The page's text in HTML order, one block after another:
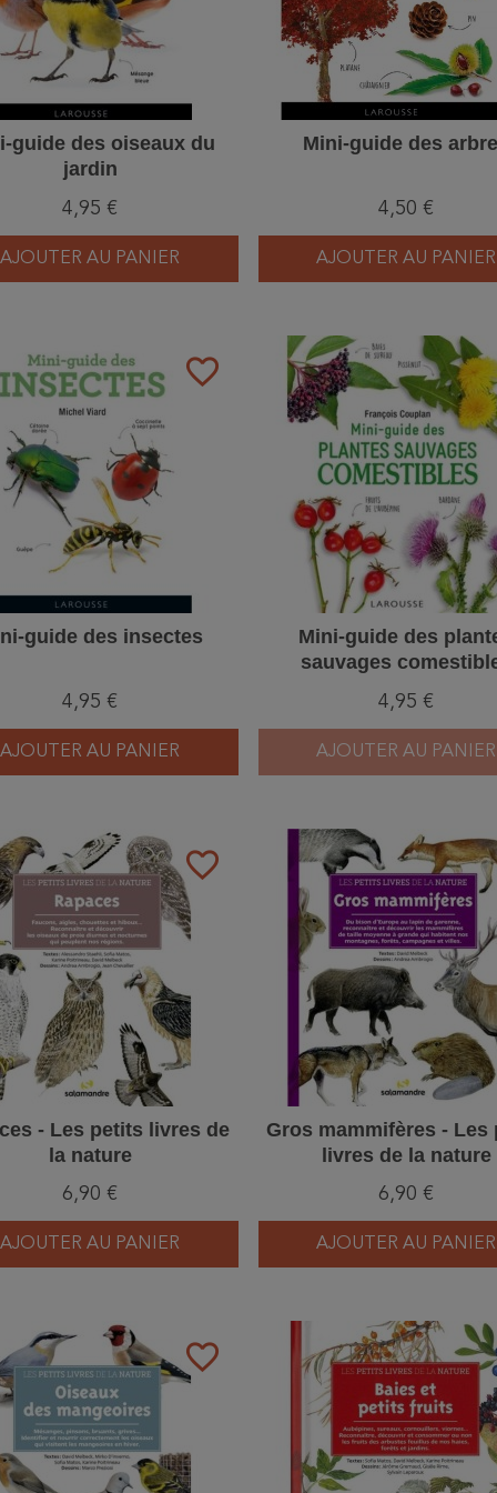
guide des oiseaux du
jardin
4,95 €
AJOUTER AU PANIER
Mini-guide des
4,50 €
AJOUTER AU PANIER
favorite_border
guide des insectes
4,95 €
AJOUTER AU PANIER
Mini-guide des
sauvages
4,95 €
AJOUTER AU PANIER
favorite_border
- Les petits livres de
la nature
6,90 €
AJOUTER AU PANIER
Gros mammifères - Les
livres de la nature
6,90 €
AJOUTER AU PANIER
favorite_border